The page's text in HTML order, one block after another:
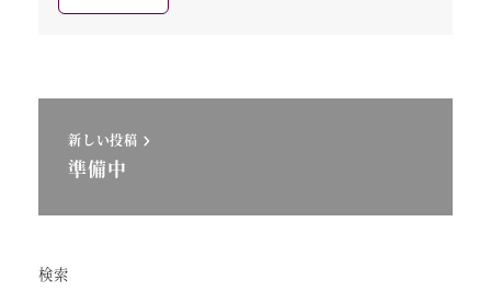
新しい投稿
準備中
検索